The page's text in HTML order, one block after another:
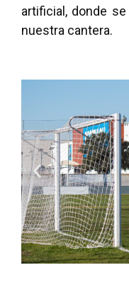
artificial, donde
nuestra cantera.